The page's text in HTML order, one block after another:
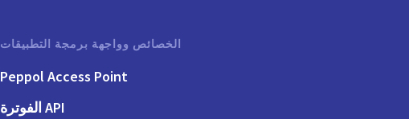
الخصائص وواجهة برمجة التطبيقات
Peppol Access Point
API الفوترة